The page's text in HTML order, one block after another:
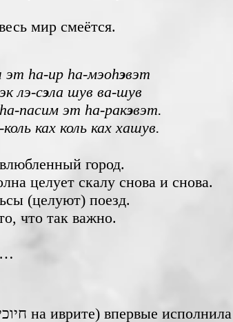
мир смеётся.
hа-ир hа-мэоhэвэт
лэ-сэла шув ва-шув
пасим эт hа-ракэвэт.
ках коль ках хашув.
город.
целует скалу снова и снова.
(целуют) поезд.
что так важно.